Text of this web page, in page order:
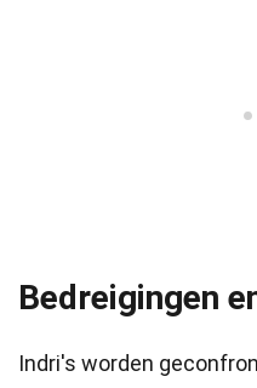
Bedreigingen
Indri's worden